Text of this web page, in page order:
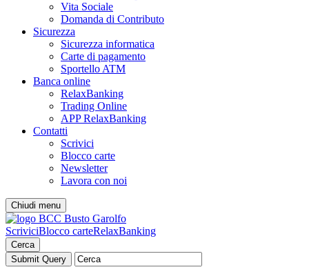
Vita Sociale
Domanda di Contributo
Sicurezza
Sicurezza informatica
Carte di pagamento
Sportello ATM
Banca online
RelaxBanking
Trading Online
APP RelaxBanking
Contatti
Scrivici
Blocco carte
Newsletter
Lavora con noi
Chiudi menu
ScriviciBlocco carteRelaxBanking
Cerca